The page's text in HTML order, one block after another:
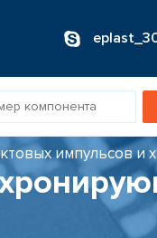
импульсов и